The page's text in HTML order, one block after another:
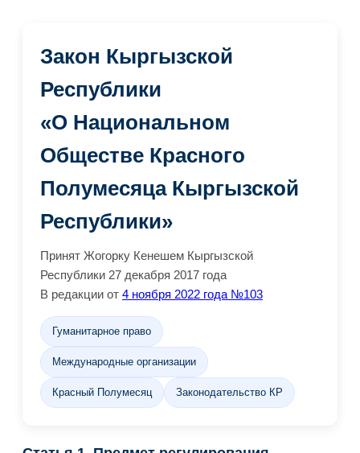
Закон Кыргызской
Республики
«О Национальном
Обществе Красного
Полумесяца Кыргызской
Республики»
Принят Жогорку Кенешем Кыргызской
Республики 27 декабря 2017 года
В редакции от 4 ноября 2022 года №103
Гуманитарное право
Международные организации
Красный Полумесяц Законодательство КР